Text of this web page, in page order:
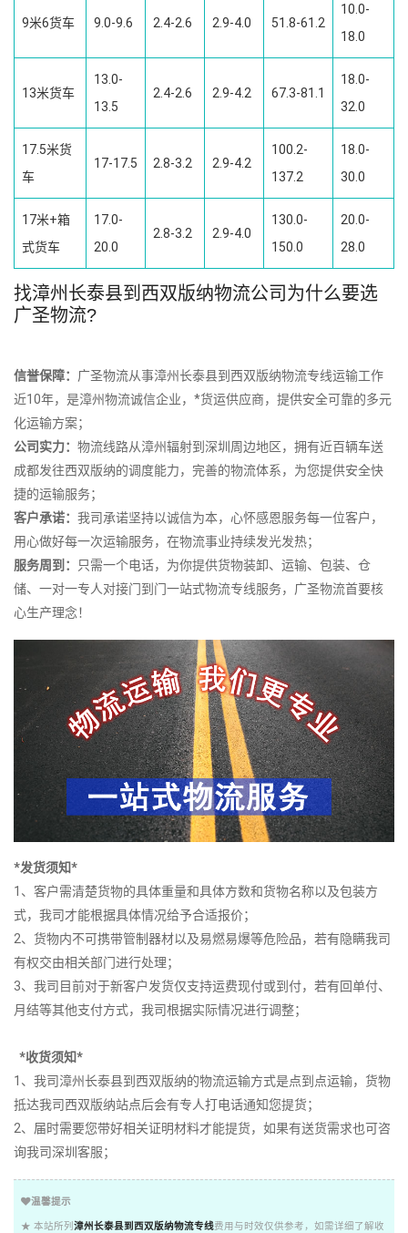
9米6货车 9.0-9.6 2.4-2.6 2.9-4.0 51.8-61.2
10.0-
18.0
13米货车
13.0-
13.5
2.4-2.6 2.9-4.2 67.3-81.1
18.0-
32.0
17.5米货
车
17-17.5 2.8-3.2 2.9-4.2
100.2-
137.2
18.0-
30.0
17米+箱
式货车
17.0-
20.0
2.8-3.2 2.9-4.0
130.0-
150.0
20.0-
28.0
找漳州长泰县到西双版纳物流公司为什么要选
广圣物流?
信誉保障： 广圣物流从事漳州长泰县到西双版纳物流专线运输工作
近10年，是漳州物流诚信企业，*货运供应商，提供安全可靠的多元
化运输方案；
公司实力： 物流线路从漳州辐射到深圳周边地区，拥有近百辆车送
成都发往西双版纳的调度能力，完善的物流体系，为您提供安全快
捷的运输服务；
客户承诺： 我司承诺坚持以诚信为本，心怀感恩服务每一位客户，
用心做好每一次运输服务，在物流事业持续发光发热；
服务周到：
只需一个电话，为你提供货物装卸、运输、包装、仓
储、一对一专人对接门到门一站式物流专线服务，广圣物流首要核
心生产理念！
*发货须知*
1、客户需清楚货物的具体重量和具体方数和货物名称以及包装方
式，我司才能根据具体情况给予合适报价；
2、货物内不可携带管制器材以及易燃易爆等危险品，若有隐瞒我司
有权交由相关部门进行处理；
3、我司目前对于新客户发货仅支持运费现付或到付，若有回单付、
月结等其他支付方式，我司根据实际情况进行调整；
*收货须知*
1、我司漳州长泰县到西双版纳的物流运输方式是点到点运输，货物
抵达我司西双版纳站点后会有专人打电话通知您提货；
2、届时需要您带好相关证明材料才能提货，如果有送货需求也可咨
询我司深圳客服；
温馨提示
★ 本站所列 漳州长泰县到西双版纳物流专线费用与时效仅供参考，如需详细了解收